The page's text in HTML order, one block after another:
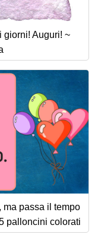
giorni! Auguri! ~
ma passa il tempo
palloncini colorati